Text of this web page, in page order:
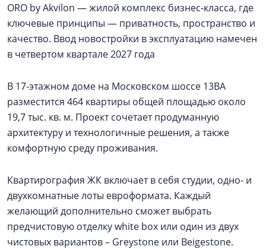
ORO by Akvilon — жилой комплекс бизнес‑класса, где
ключевые принципы — приватность, пространство и
качество. Ввод новостройки в эксплуатацию намечен
в четвертом квартале 2027 года
В 17-этажном доме на Московском шоссе 13ВА
разместится 464 квартиры общей площадью около
19,7 тыс. кв. м. Проект сочетает продуманную
архитектуру и технологичные решения, а также
комфортную среду проживания.
Квартирография ЖК включает в себя студии, одно- и
двухкомнатные лоты евроформата. Каждый
желающий дополнительно сможет выбрать
предчистовую отделку white box или один из двух
чистовых вариантов – Greystone или Beigestone.